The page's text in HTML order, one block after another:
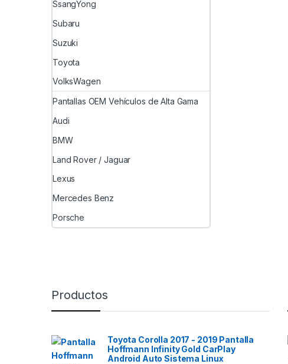
SsangYong
Subaru
Suzuki
Toyota
VolksWagen
Pantallas OEM Vehículos de Alta Gama
Audi
BMW
Land Rover / Jaguar
Lexus
Mercedes Benz
Porsche
Productos
Toyota Corolla 2017 - 2019 Pantalla
Hoffmann Infinity Gold CarPlay
Android Auto Sistema Linux